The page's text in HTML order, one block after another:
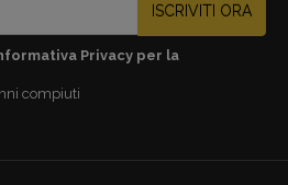
ISCRIVITI ORA
Privacy per la
compiuti